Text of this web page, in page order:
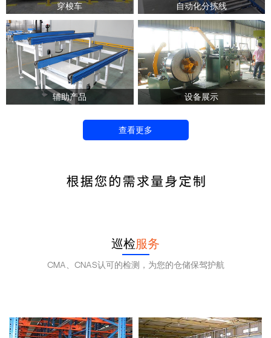
穿梭车 自动化分拣线
辅助产品 设备展示
查看更多
巡检服务
CMA、CNAS认可的检测，为您的仓储保驾护航